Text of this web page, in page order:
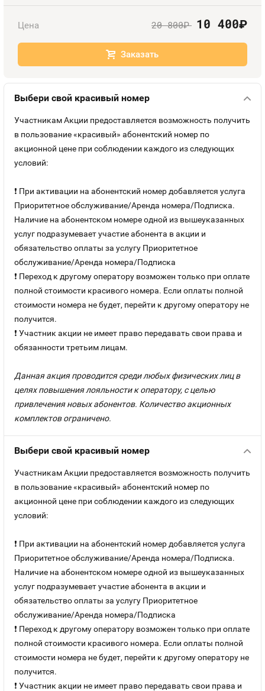
Номера
Контакты
Sim-Sim
Цена 20 800руб. 10 400руб.
Заказать
Выбери свой красивый номер
Участникам Акции предоставляется возможность получить
в пользование «красивый» абонентский номер по
акционной цене при соблюдении каждого из следующих
условий:
❗ При активации на абонентский номер добавляется услуга
Приоритетное обслуживание/Аренда номера/Подписка.
Наличие на абонентском номере одной из вышеуказанных
услуг подразумевает участие абонента в акции и
обязательство оплаты за услугу Приоритетное
обслуживание/Аренда номера/Подписка
❗ Переход к другому оператору возможен только при оплате
полной стоимости красивого номера. Если оплаты полной
стоимости номера не будет, перейти к другому оператору не
получится.
❗ Участник акции не имеет право передавать свои права и
обязанности третьим лицам.
Данная акция проводится среди любых физических лиц в
целях повышения лояльности к оператору, с целью
привлечения новых абонентов. Количество акционных
комплектов ограничено.
Выбери свой красивый номер
Участникам Акции предоставляется возможность получить
в пользование «красивый» абонентский номер по
акционной цене при соблюдении каждого из следующих
условий:
❗ При активации на абонентский номер добавляется услуга
Приоритетное обслуживание/Аренда номера/Подписка.
Наличие на абонентском номере одной из вышеуказанных
услуг подразумевает участие абонента в акции и
обязательство оплаты за услугу Приоритетное
обслуживание/Аренда номера/Подписка
❗ Переход к другому оператору возможен только при оплате
полной стоимости красивого номера. Если оплаты полной
стоимости номера не будет, перейти к другому оператору не
получится.
❗ Участник акции не имеет право передавать свои права и